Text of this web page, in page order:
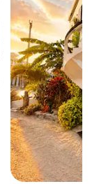
Bewertung: